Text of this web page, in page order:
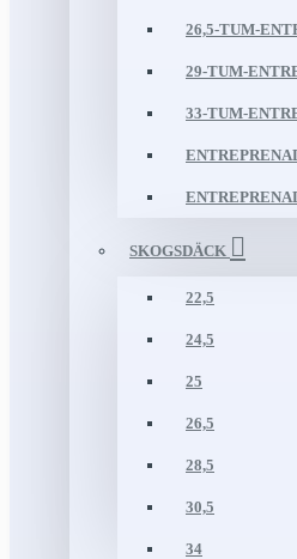
26,5-TUM-
29-TUM-
33-TUM-
SKOGSDÄCK
22,5
24,5
25
26,5
28,5
30,5
34